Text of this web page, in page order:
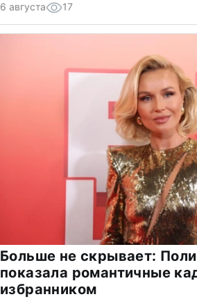
6 августа 17
Больше не скрывает:
показала романтичные
избранником